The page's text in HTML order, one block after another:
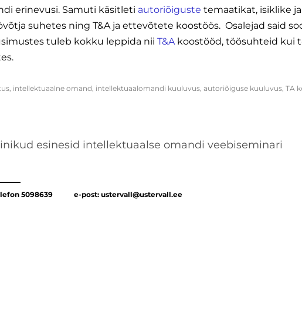
erinevusi. Samuti käsitleti autoriõiguste temaatikat, isiklike
suhetes ning T&A ja ettevõtete koostöös. Osalejad said
tuleb kokku leppida nii T&Akoostööd, töösuhteid kui
, intellektuaalne omand, intellektuaalomandi kuuluvus, autoriõiguse kuuluvus, TA
esinesid intellektuaalse omandi veebiseminari
5098639 e-post: ustervall@ustervall.ee